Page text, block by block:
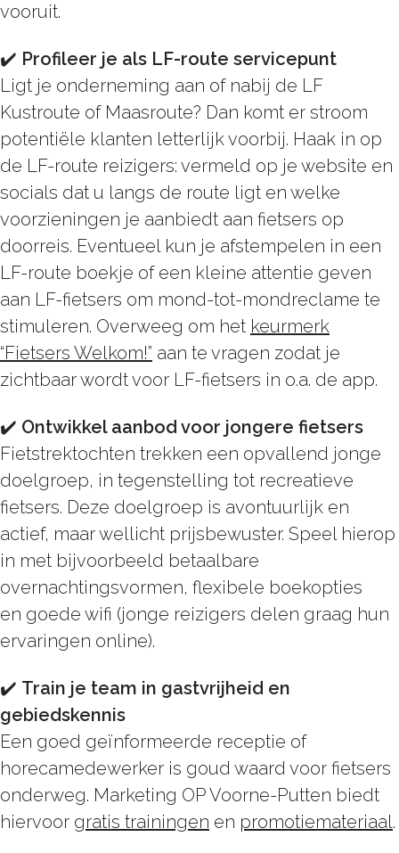
vooruit.
✔️ Profileer je als LF-route servicepunt
Ligt je onderneming aan of nabij de LF
Kustroute of Maasroute? Dan komt er stroom
potentiële klanten letterlijk voorbij. Haak in op
de LF-route reizigers: vermeld op je website en
socials dat u langs de route ligt en welke
voorzieningen je aanbiedt aan fietsers op
doorreis. Eventueel kun je afstempelen in een
LF-route boekje of een kleine attentie geven
aan LF-fietsers om mond-tot-mondreclame te
stimuleren. Overweeg om het keurmerk
“Fietsers Welkom!” aan te vragen zodat je
zichtbaar wordt voor LF-fietsers in o.a. de app.
✔️ Ontwikkel aanbod voor jongere fietsers
Fietstrektochten trekken een opvallend jonge
doelgroep, in tegenstelling tot recreatieve
fietsers. Deze doelgroep is avontuurlijk en
actief, maar wellicht prijsbewuster. Speel hierop
in met bijvoorbeeld betaalbare
overnachtingsvormen, flexibele boekopties
en goede wifi (jonge reizigers delen graag hun
ervaringen online).
✔️ Train je team in gastvrijheid en
gebiedskennis
Een goed geïnformeerde receptie of
horecamedewerker is goud waard voor fietsers
onderweg. Marketing OP Voorne-Putten biedt
hiervoor gratis trainingen en promotiemateriaal.